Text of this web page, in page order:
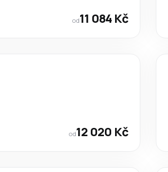
od11 084 Kč
od12 020 Kč